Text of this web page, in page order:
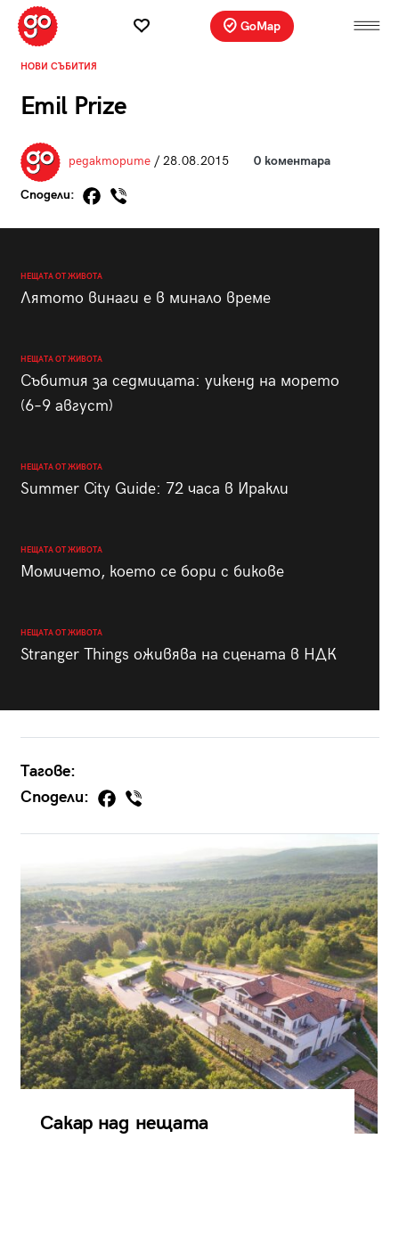
GoMap
НОВИ СЪБИТИЯ
Emil Prize
редакторите/ 28.08.2015 0 коментара
Сподели:
НЕЩАТА ОТ ЖИВОТА
Лятото винаги е в минало време
НЕЩАТА ОТ ЖИВОТА
Събития за седмицата: уикенд на морето
(6–9 август)
НЕЩАТА ОТ ЖИВОТА
Summer City Guide: 72 часа в Иракли
НЕЩАТА ОТ ЖИВОТА
Момичето, което се бори с бикове
НЕЩАТА ОТ ЖИВОТА
Stranger Things оживява на сцената в НДК
Тагове:
Сподели:
Сакар над нещата